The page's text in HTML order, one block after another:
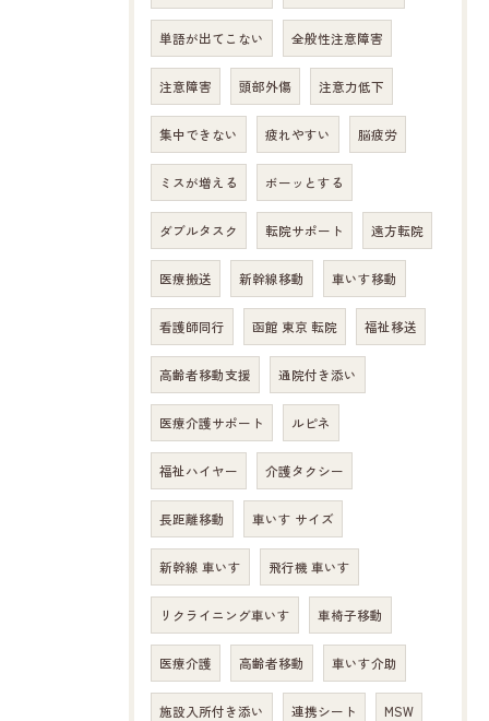
単語が出てこない 全般性注意障害
注意障害 頭部外傷 注意力低下
集中できない 疲れやすい 脳疲労
ミスが増える ボーッとする
ダブルタスク 転院サポート 遠方転院
医療搬送 新幹線移動 車いす移動
看護師同行 函館 東京 転院 福祉移送
高齢者移動支援 通院付き添い
医療介護サポート ルピネ
福祉ハイヤー 介護タクシー
長距離移動 車いす サイズ
新幹線 車いす 飛行機 車いす
リクライニング車いす 車椅子移動
医療介護 高齢者移動 車いす介助
施設入所付き添い 連携シート MSW